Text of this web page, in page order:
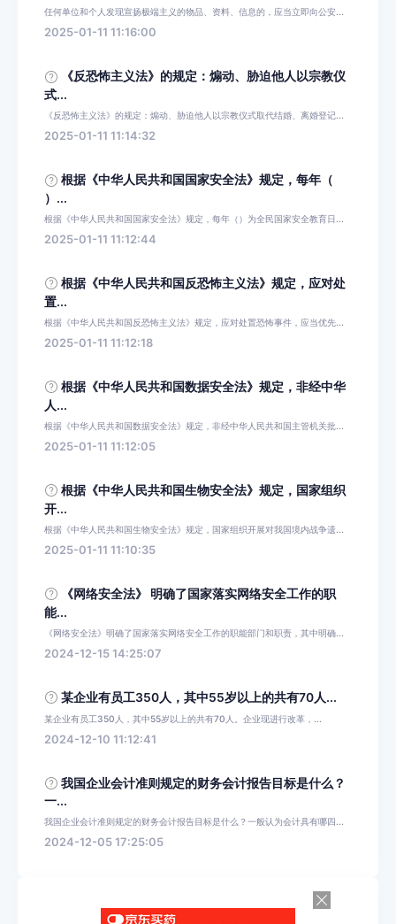
任何单位和个人发现宣扬极端主义的物品、资料、信息的，应当立即向公安...
2025-01-11 11:16:00
《反恐怖主义法》的规定：煽动、胁迫他人以宗教仪
式...
《反恐怖主义法》的规定：煽动、胁迫他人以宗教仪式取代结婚、离婚登记...
2025-01-11 11:14:32
根据《中华人民共和国国家安全法》规定，每年（
）...
根据《中华人民共和国国家安全法》规定，每年（）为全民国家安全教育日...
2025-01-11 11:12:44
根据《中华人民共和国反恐怖主义法》规定，应对处
置...
根据《中华人民共和国反恐怖主义法》规定，应对处置恐怖事件，应当优先...
2025-01-11 11:12:18
根据《中华人民共和国数据安全法》规定，非经中华
人...
根据《中华人民共和国数据安全法》规定，非经中华人民共和国主管机关批...
2025-01-11 11:12:05
根据《中华人民共和国生物安全法》规定，国家组织
开...
根据《中华人民共和国生物安全法》规定，国家组织开展对我国境内战争遗...
2025-01-11 11:10:35
《网络安全法》 明确了国家落实网络安全工作的职
能...
《网络安全法》明确了国家落实网络安全工作的职能部门和职责，其中明确...
2024-12-15 14:25:07
某企业有员工350人，其中55岁以上的共有70人...
某企业有员工350人，其中55岁以上的共有70人。企业现进行改革，...
2024-12-10 11:12:41
我国企业会计准则规定的财务会计报告目标是什么？
一...
我国企业会计准则规定的财务会计报告目标是什么？一般认为会计具有哪四...
2024-12-05 17:25:05